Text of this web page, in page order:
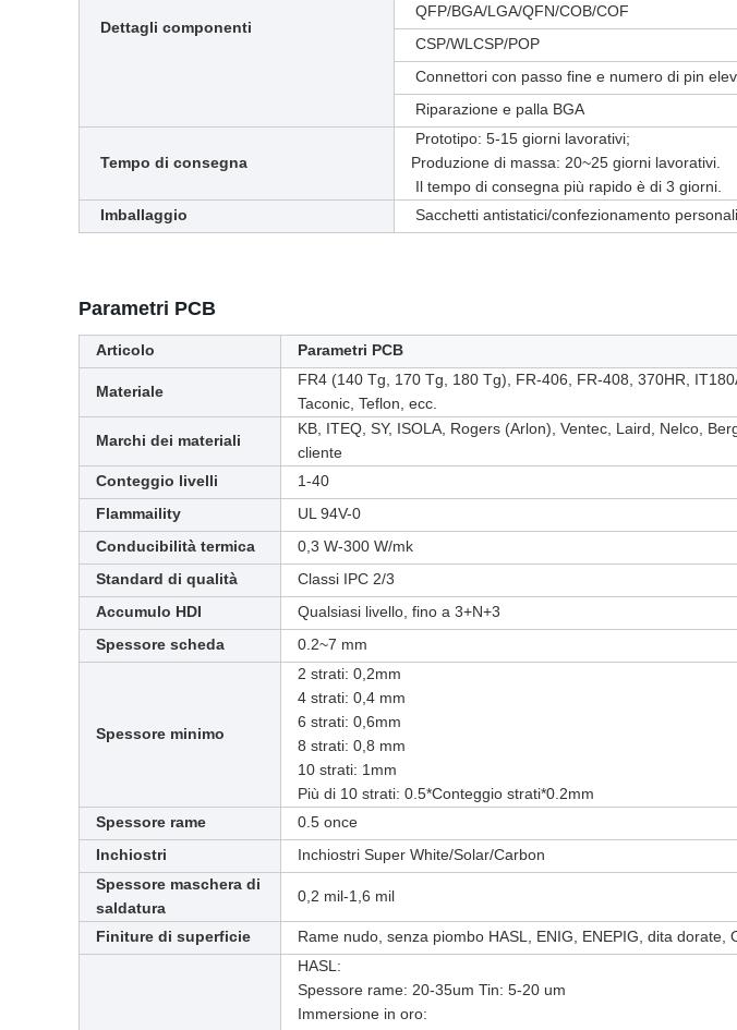
Dettagli componenti
QFP/BGA/LGA/QFN/COB/COF
CSP/WLCSP/POP
Connettori con passo fine e numero di pin
Riparazione e palla BGA
Tempo di consegna
Prototipo: 5-15 giorni lavorativi;
Produzione di massa: 20~25 giorni lavorativi.
Il tempo di consegna più rapido è di 3 giorni
Imballaggio
Sacchetti antistatici/confezionamento
Parametri PCB
Articolo Parametri PCB
Materiale
FR4 (140 Tg, 170 Tg, 180 Tg), FR-406, FR-408, 370HR,
Taconic, Teflon, ecc.
Marchi dei materiali
KB, ITEQ, SY, ISOLA, Rogers (Arlon), Ventec, Laird, Nelco,
cliente
Conteggio livelli
1-40
Flammaility
UL 94V-0
Conducibilità termica
0,3 W-300 W/mk
Standard di qualità
Classi IPC 2/3
Accumulo HDI
Qualsiasi livello, fino a 3+N+3
Spessore scheda
0.2~7 mm
Spessore minimo
2 strati: 0,2mm
4 strati: 0,4 mm
6 strati: 0,6mm
8 strati: 0,8 mm
10 strati: 1mm
Più di 10 strati: 0.5*Conteggio strati*0.2mm
Spessore rame
0.5 once
Inchiostri
Inchiostri Super White/Solar/Carbon
Spessore maschera di
saldatura
0,2 mil-1,6 mil
Finiture di superficie
Rame nudo, senza piombo HASL, ENIG, ENEPIG, dita dorate,
HASL:
Spessore rame: 20-35um Tin: 5-20 um
Immersione in oro: